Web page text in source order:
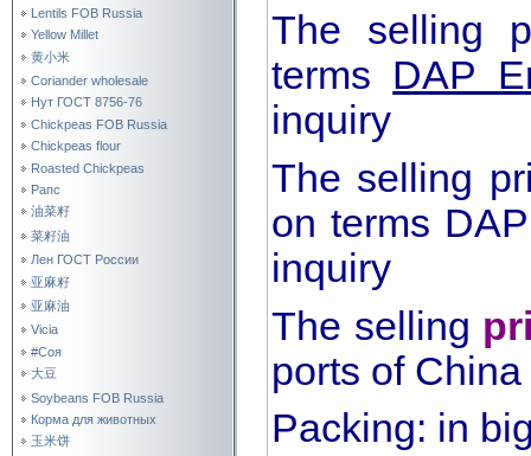
Lentils FOB Russia
Yellow Millet
黄小米
Coriander wholesale
Нут ГОСТ 8756-76
Chickpeas FOB Russia
Chickpeas flour
Roasted Chickpeas
Рапс
油菜籽
菜籽油
Лен ГОСТ России
亚麻籽
亚麻油
Vicia
#Соя
大豆
Soybeans FOB Russia
Корма для животных
玉米饼
The selling
terms DAP
inquiry
The selling
on terms
inquiry
The selling
ports of
Packing: in